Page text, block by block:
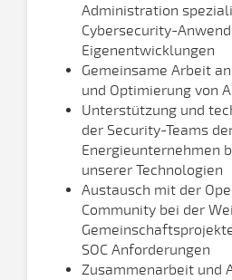
Administration
Cybersecurity-
Eigenentwicklungen
Gemeinsame Arbeit
und Optimierung von
Unterstützung und
der Security-Teams
Energieunternehmen
unserer Technologien
Austausch mit der
Community bei der
SOC Anforderungen
Zusammenarbeit und